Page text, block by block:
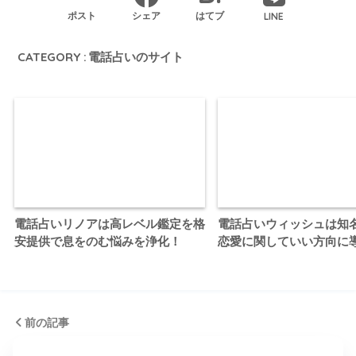
ポスト シェア はてブ LINE
CATEGORY : 電話占いのサイト
電話占いリノアは高レベル鑑定を格
安提供で息をのむ悩みを浄化！
電話占いウィッシュは知
恋愛に関していい方向に
前の記事